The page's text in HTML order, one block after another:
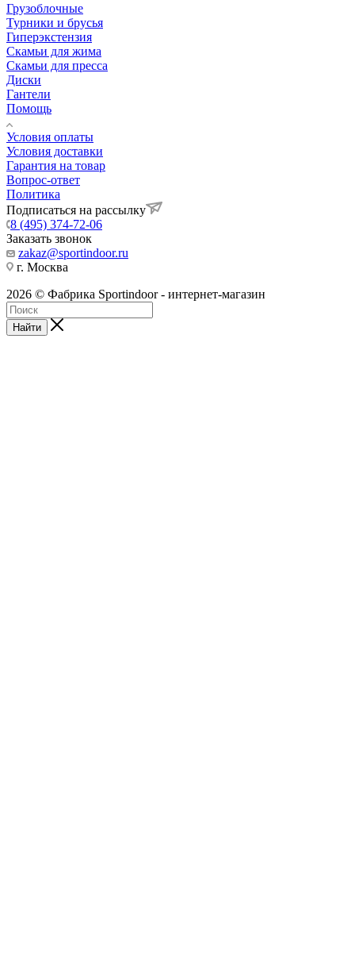
Грузоблочные
Турники и брусья
Гиперэкстензия
Скамьи для жима
Скамьи для пресса
Диски
Гантели
Помощь
Условия оплаты
Условия доставки
Гарантия на товар
Вопрос-ответ
Политика
Подписаться на рассылку
8 (495) 374-72-06
Заказать звонок
zakaz@sportindoor.ru
г. Москва
2026 © Фабрика Sportindoor - интернет-магазин
Найти